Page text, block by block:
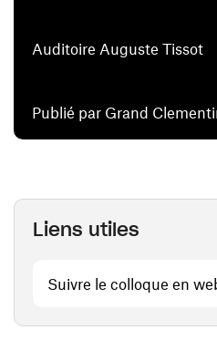
Auditoire Auguste Tissot
Publié par Grand
Liens utiles
Suivre le colloque en